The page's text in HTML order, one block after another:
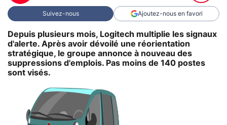
Suivez-nous Ajoutez-nous en favori
Depuis plusieurs mois, Logitech multiplie les signaux
d'alerte. Après avoir dévoilé une réorientation
stratégique, le groupe annonce à nouveau des
suppressions d'emplois. Pas moins de 140 postes
sont visés.